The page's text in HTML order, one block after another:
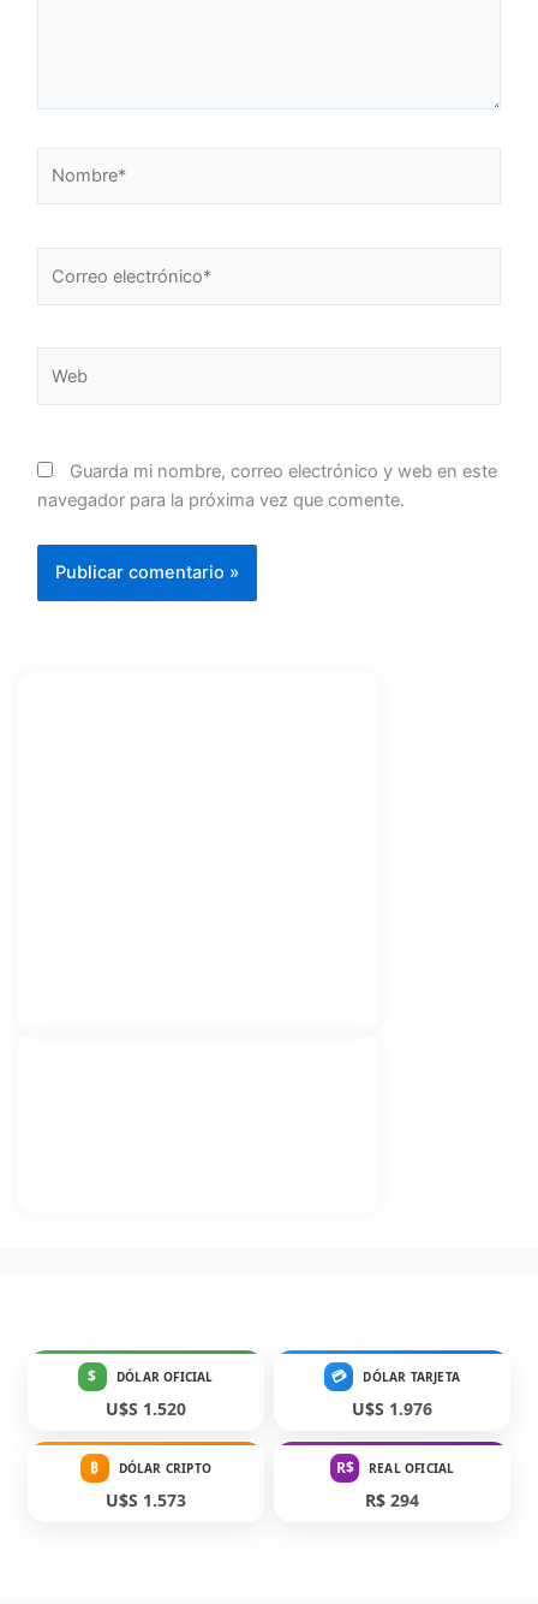
electrónico*
Guarda mi nombre, correo electrónico y web en este
navegador para la próxima vez que comente.
$ DÓLAR OFICIAL
U$S 1.520
💳 DÓLAR TARJETA
U$S 1.976
₿ DÓLAR CRIPTO
U$S 1.573
R$ REAL OFICIAL
R$ 294